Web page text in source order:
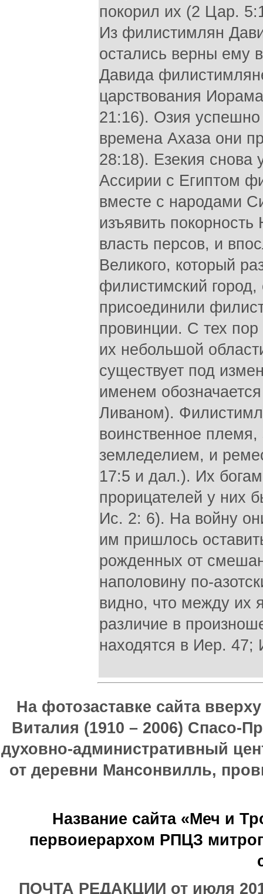
покорил их (2 Цар.
Из филистимлян
остались верны ему
Давида
царствования
21:16). Озия
времена Ахаза они
28:18). Езекия
Ассирии с Египтом
вместе с народами
изъявить
власть персов, и
Великого, который
филистимский
присоединили
провинции. С тех
их небольшой
существует под
именем
Ливаном).
воинственное
земледелием, и
17:5 и дал.). Их
прорицателей у них
Ис. 2: 6). На войну
им пришлось
рожденных от
наполовину по-
видно, что между их
различие в
находятся в Иер.
На фотозаставке сайта
Виталия (1910 – 2006) Спасо-
духовно-административный
от деревни Мансонвилль,
Название сайта «Меч и
первоиерархом РПЦЗ
ПОЧТА РЕДАКЦИИ от июля